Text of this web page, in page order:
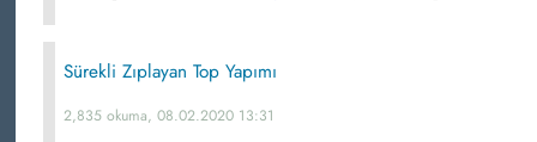
Sürekli Zıplayan Top Yapımı
2,835 okuma, 08.02.2020 13:31